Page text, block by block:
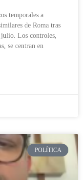
temporales a
de Roma tras
Los controles,
se centran en
POLÍTICA